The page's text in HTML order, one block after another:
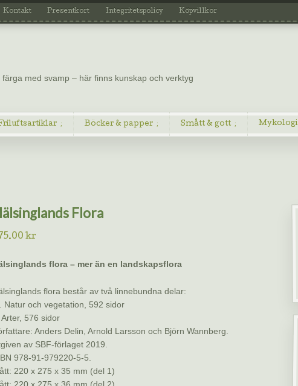
Kontakt Presentkort Integritetspolicy Köpvillkor
med svamp – här finns kunskap och verktyg
Böcker & papper Smått & gott Mykologi
Flora
kr
flora – mer än en landskapsflora
flora består av två linnebundna delar:
Natur och vegetation, 592 sidor
Arter, 576 sidor
Anders Delin, Arnold Larsson och Björn Wannberg.
av SBF-förlaget 2019.
978-91-979220-5-5.
220 x 275 x 35 mm (del 1)
220 x 275 x 36 mm (del 2)